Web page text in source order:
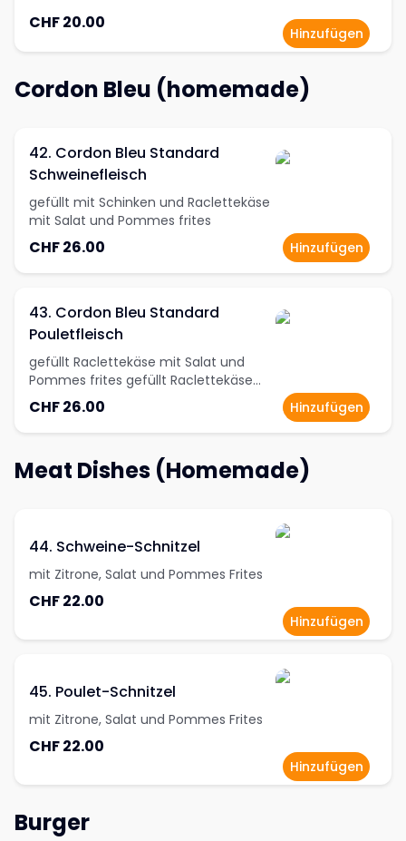
CHF 20.00
Hinzufügen
Cordon Bleu (homemade)
42. Cordon Bleu Standard
Schweinefleisch
gefüllt mit Schinken und Raclettekäse
mit Salat und Pommes frites
CHF 26.00 Hinzufügen
43. Cordon Bleu Standard
Pouletfleisch
gefüllt Raclettekäse mit Salat und
Pommes frites gefüllt Raclettekäse
mit Salat und Pommes frites
CHF 26.00 Hinzufügen
Meat Dishes (Homemade)
44. Schweine-Schnitzel
mit Zitrone, Salat und Pommes Frites
CHF 22.00
Hinzufügen
45. Poulet-Schnitzel
mit Zitrone, Salat und Pommes Frites
CHF 22.00
Hinzufügen
Burger